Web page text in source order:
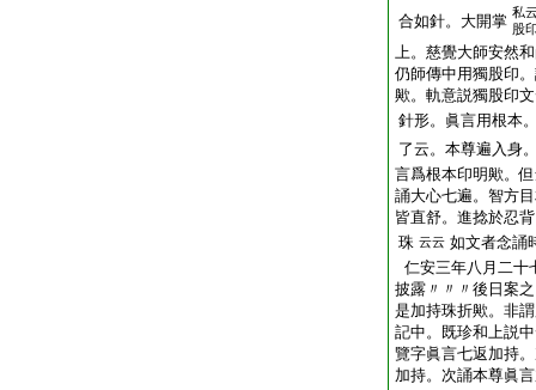
合如針。大開掌 私
股
上。慈覺大師安然
仍師傳中用獨股印
歟。軌意説獨股印
針形。眞言用根本
了云。本尊遍入身
言爲根本印明歟。
誦大心七遍。智方
皆直舒。進捻於忍
珠 云云 如文者念誦
仁安三年八月二十
披露〃〃〃後日案
是加持珠折歟。非
記中。既珍和上説
覽字眞言七返加持
加持。次誦本尊眞